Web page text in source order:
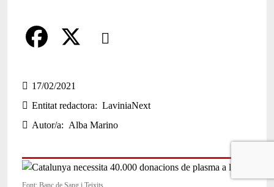
Comparteix
a
c
e
o
17/02/2021
Entitat redactora
LaviniaNext
Autor/a
Alba Marino
Font: Banc de Sang i Teixits